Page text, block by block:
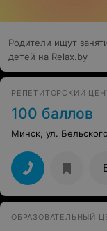
Родители ищут
детей на Relax.by
РЕПЕТИТОРСКИЙ
100 баллов
Минск, ул.
ОБРАЗОВАТЕЛЬНЫЙ